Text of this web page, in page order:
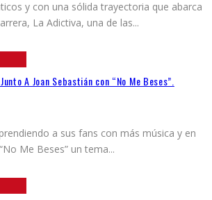
y con una sólida trayectoria que abarca
La Adictiva, una de las...
A Joan Sebastián con “No Me Beses”.
a sus fans con más música y en
Me Beses” un tema...